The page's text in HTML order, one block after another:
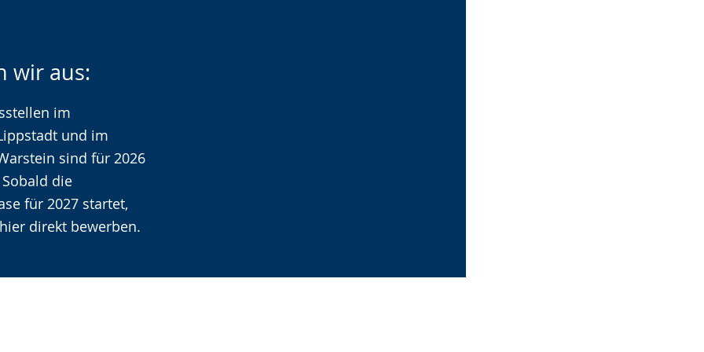
wir aus:
im
und im
sind für 2026
die
für 2027 startet,
direkt bewerben.